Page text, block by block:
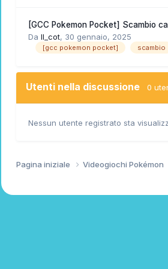
[GCC Pokemon Pocket] Scambio
Da Il_cot, 30 gennaio, 2025
[gcc pokemon pocket] scambio
Utenti nella discussione 0
Nessun utente registrato sta
Pagina iniziale Videogiochi Pokémon